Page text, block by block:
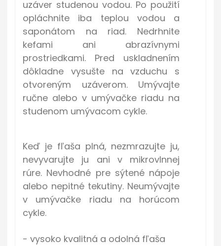
uzáver studenou vodou. Po použití
opláchnite iba teplou vodou a
saponátom na riad. Nedrhnite
kefami ani abrazívnymi
prostriedkami. Pred uskladnením
dôkladne vysušte na vzduchu s
otvoreným uzáverom. Umývajte
ručne alebo v umývačke riadu na
studenom umývacom cykle.
Keď je fľaša plná, nezmrazujte ju,
nevyvarujte ju ani v mikrovlnnej
rúre. Nevhodné pre sýtené nápoje
alebo nepitné tekutiny. Neumývajte
v umývačke riadu na horúcom
cykle.
- vysoko kvalitná a odolná fľaša